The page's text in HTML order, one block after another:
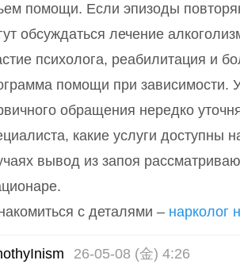
помощи. Если эпизоды
обсуждаться лечение
психолога, реабилитация и
помощи при зависимости.
обращения нередко
какие услуги доступны
вывод из запоя
с деталями – нарколог
26-05-08 (金) 4:26